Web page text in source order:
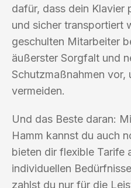
dafür, dass dein Klavier
und sicher transportiert
geschulten Mitarbeiter
äußerster Sorgfalt und
Schutzmaßnahmen vor,
vermeiden.
Und das Beste daran:
Hamm kannst du auch
bieten dir flexible Tarife
individuellen
zahlst du nur für die